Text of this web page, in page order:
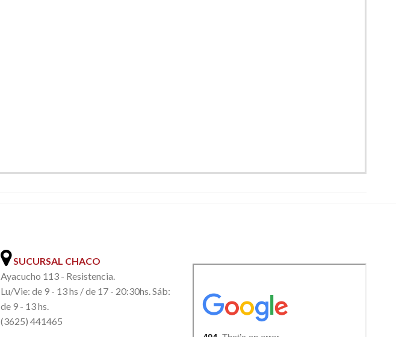
SUCURSAL CHACO
Ayacucho 113 - Resistencia.
Lu/Vie: de 9 - 13 hs / de 17 - 20:30hs. Sáb:
de 9 - 13 hs.
(3625) 441465